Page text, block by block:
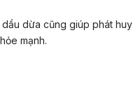
dừa cũng giúp phát huy
mạnh.